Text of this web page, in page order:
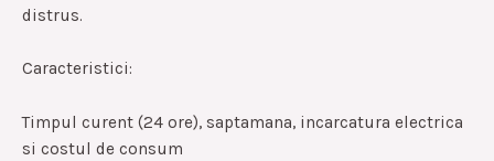
distrus.
Caracteristici:
Timpul curent (24 ore), saptamana, incarcatura electrica
si costul de consum